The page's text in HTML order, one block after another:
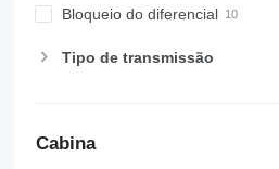
Bloqueio do diferencial
Tipo de transmissão
Cabina